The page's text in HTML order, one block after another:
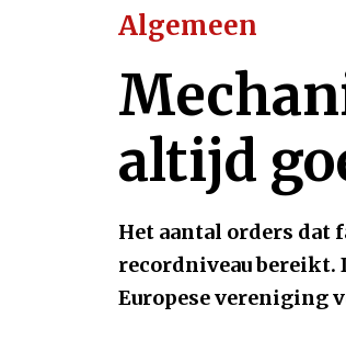
Algemeen
altijd
Het aantal orders dat
recordniveau bereikt.
Europese vereniging